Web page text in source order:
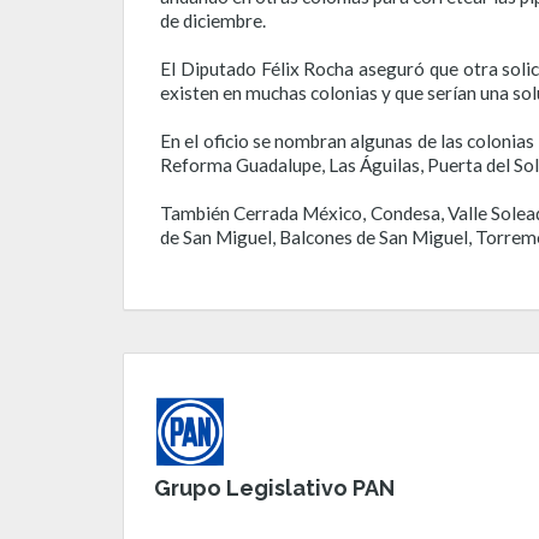
de diciembre.
El Diputado Félix Rocha aseguró que otra
existen en muchas colonias y que serían una
En el oficio se nombran algunas de las
Reforma Guadalupe, Las Águilas, Puerta del
También Cerrada México, Condesa, Valle
de San Miguel, Balcones de San Miguel,
Grupo Legislativo PAN